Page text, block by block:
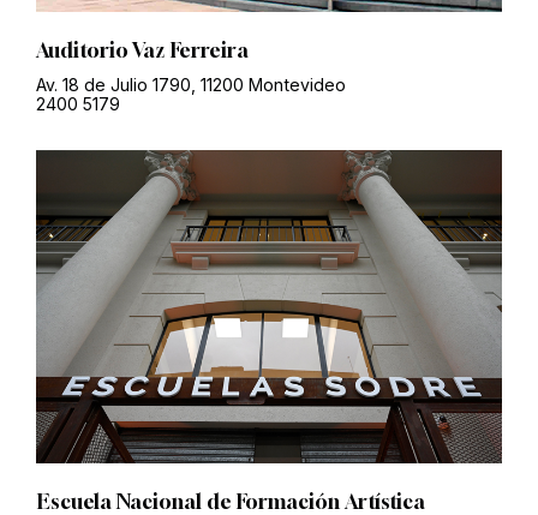
Auditorio Vaz Ferreira
Av. 18 de Julio 1790, 11200 Montevideo
2400 5179
Escuela Nacional de Formación Artística